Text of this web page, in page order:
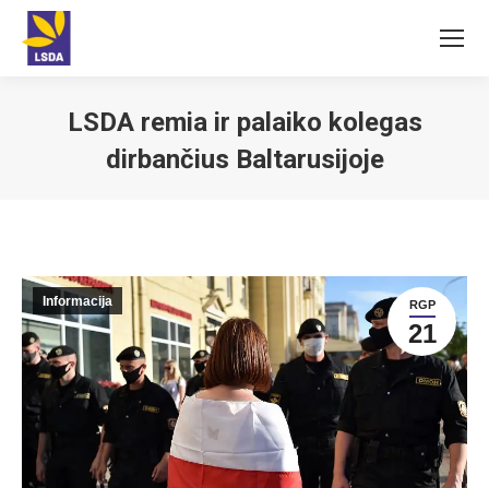
LSDA remia ir palaiko kolegas
dirbančius Baltarusijoje
RGP
21
Informacija